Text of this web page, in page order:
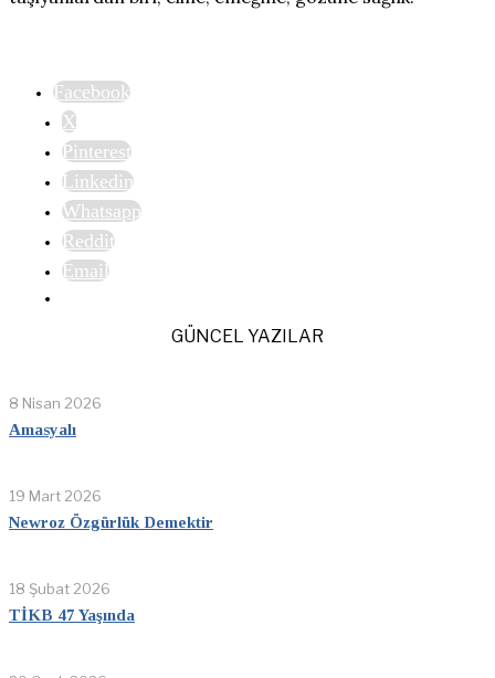
Facebook
X
Pinterest
Linkedin
Whatsapp
Reddit
Email
GÜNCEL YAZILAR
8 Nisan 2026
Amasyalı
19 Mart 2026
Newroz Özgürlük Demektir
18 Şubat 2026
TİKB 47 Yaşında